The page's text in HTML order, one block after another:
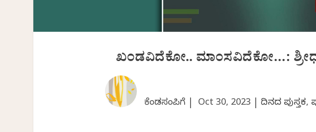
ಖಂಡವಿದೆಕೋ.. ಮಾಂಸವಿದೆಕೋ…:
ಕೆಂಡಸಂಪಿಗೆ | Oct 30, 2023 ದಿನದ ಪುಸ್ತಕ,